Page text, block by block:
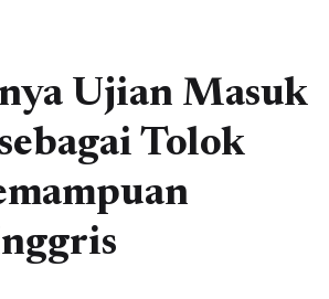
Ujian Masuk
Tolok